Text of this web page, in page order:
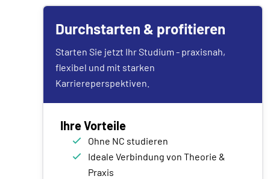
Durchstarten & profitieren
Starten Sie jetzt Ihr Studium - praxisnah,
flexibel und mit starken
Karriereperspektiven.
Ihre Vorteile
Ohne NC studieren
Ideale Verbindung von Theorie &
Praxis